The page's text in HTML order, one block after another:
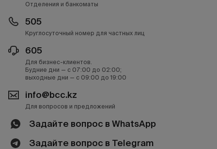
Отделения и банкоматы
505
Круглосуточный номер для частных лиц
605
Для бизнес-клиентов.
Будние дни — с 07:00 до 02:00;
выходные дни — с 09:00 до 19:00
info@bcc.kz
Для вопросов и предложений
Задайте вопрос в WhatsApp
Задайте вопрос в Telegram